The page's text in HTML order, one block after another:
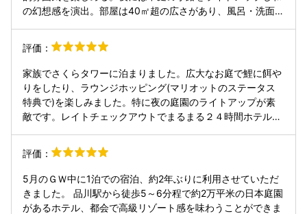
の幻想感を演出。部屋は40㎡超の広さがあり、風呂・洗面と
気の利いたサービスも素晴らしい。地下1階にスパ・サウナ
があり、楽しみにしていたが最終入場時間（22時）に間に合
わず利用できず。残念。次回は利用したい。 朝食は1階のカ
フェでビュッフェを頂いた。エッグベネディクトやトリュフ
香るオムレツが人気。基本洋食を堪能したが、和食も侮れ
ず。焼鮭に程よい脂が乗っており白飯が進む。
評価：
家族でさくらタワーに泊まりました。広大なお庭で鯉に餌や
りをしたり、ラウンジホッピング(マリオットのステータス
特典で)を楽しみました。特に夜の庭園のライトアップが素
敵です。レイトチェックアウトでまるまる２４時間ホテルか
る仕様でもあり、時間が足りないくらいでした。スタッフの
方々の対応もとても丁寧です。GWで人は多めでしたが、敷
地も広くゆったりした気分で過ごせました。お部屋のお風呂
にブロアバスが付いていたのも良かったです。夕方のカクテ
ルタイムはラウンジに入るのに少し待つようでした。
評価：
5月のＧＷ中に1泊での宿泊、約2年ぶりに利用させていただ
きました。 品川駅から徒歩5～6分程で約2万平米の日本庭園
があるホテル、都会で高級リゾート感を味わうことができま